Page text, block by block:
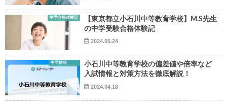
▶
中学合格体験記
【東京都立小石川中等教育学校】M.S先生
の中学受験合格体験記
2024.05.24
中学情報
小石川中等教育学校の偏差値や倍率など
入試情報と対策方法を徹底解説！
2024.04.18